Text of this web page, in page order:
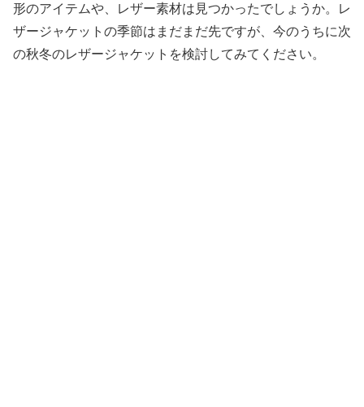
形のアイテムや、レザー素材は見つかったでしょうか。レ
ザージャケットの季節はまだまだ先ですが、今のうちに次
の秋冬のレザージャケットを検討してみてください。